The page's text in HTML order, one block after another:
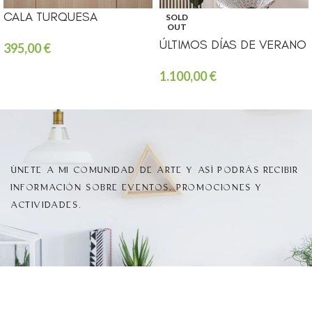
CALA TURQUESA
395,00€
SOLD
OUT
ÚLTIMOS DÍAS DE VERANO
1.100,00€
ÚNETE A MI COMUNIDAD DE ARTE Y ASÍ PODRÁS RECIBIR
INFORMACIÓN SOBRE EVENTOS, PROMOCIONES Y
ACTIVIDADES.